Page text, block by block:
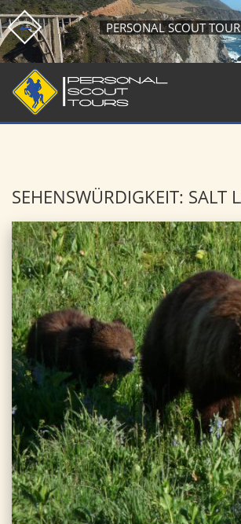
PERSONAL SCOUT
SEHENSWÜRDIGKEIT: SALT